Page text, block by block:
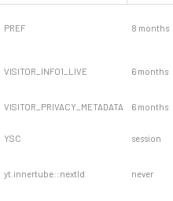
PREF 8 months
VISITOR_INFO1_LIVE 6 months
VISITOR_PRIVACY_METADATA 6 months
YSC session
yt.innertube::nextId never